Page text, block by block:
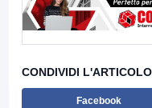
CONDIVIDI L'ARTICOLO
Facebook